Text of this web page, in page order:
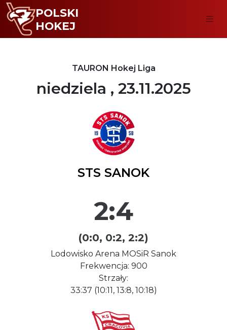
POLSKI
HOKEJ
TAURON Hokej Liga
niedziela , 23.11.2025
STS SANOK
2:4
(0:0, 0:2, 2:2)
Lodowisko Arena MOSiR Sanok
Frekwencja: 900
Strzały:
33:37 (10:11, 13:8, 10:18)